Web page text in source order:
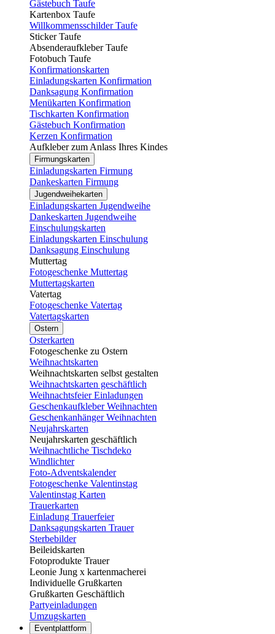
Gästebuch Taufe
Kartenbox Taufe
Willkommensschilder Taufe
Sticker Taufe
Absenderaufkleber Taufe
Fotobuch Taufe
Konfirmationskarten
Einladungskarten Konfirmation
Danksagung Konfirmation
Menükarten Konfirmation
Tischkarten Konfirmation
Gästebuch Konfirmation
Kerzen Konfirmation
Aufkleber zum Anlass Ihres Kindes
Firmungskarten
Einladungskarten Firmung
Dankeskarten Firmung
Jugendweihekarten
Einladungskarten Jugendweihe
Dankeskarten Jugendweihe
Einschulungskarten
Einladungskarten Einschulung
Danksagung Einschulung
Muttertag
Fotogeschenke Muttertag
Muttertagskarten
Vatertag
Fotogeschenke Vatertag
Vatertagskarten
Ostern
Osterkarten
Fotogeschenke zu Ostern
Weihnachtskarten
Weihnachtskarten selbst gestalten
Weihnachtskarten geschäftlich
Weihnachtsfeier Einladungen
Geschenkaufkleber Weihnachten
Geschenkanhänger Weihnachten
Neujahrskarten
Neujahrskarten geschäftlich
Weihnachtliche Tischdeko
Windlichter
Foto-Adventskalender
Fotogeschenke Valentinstag
Valentinstag Karten
Trauerkarten
Einladung Trauerfeier
Danksagungskarten Trauer
Sterbebilder
Beileidskarten
Fotoprodukte Trauer
Leonie Jung x kartenmacherei
Individuelle Grußkarten
Grußkarten Geschäftlich
Partyeinladungen
Umzugskarten
Eventplattform